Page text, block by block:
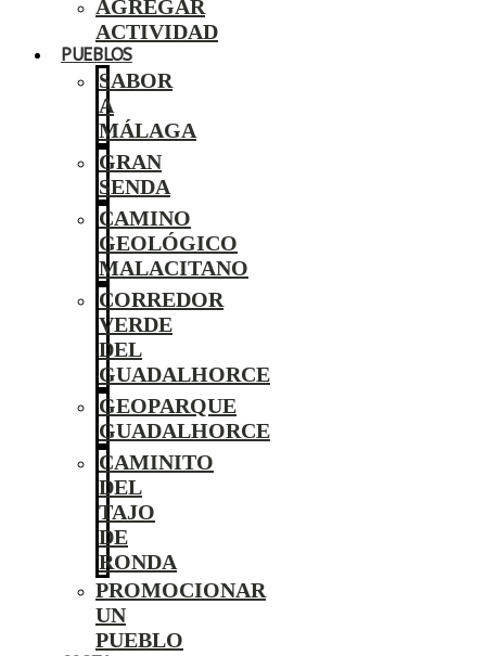
AGREGAR
ACTIVIDAD
PUEBLOS
SABOR
A
MÁLAGA
GRAN
SENDA
CAMINO
GEOLÓGICO
MALACITANO
CORREDOR
VERDE
DEL
GUADALHORCE
GEOPARQUE
GUADALHORCE
CAMINITO
DEL
TAJO
DE
RONDA
PROMOCIONAR
UN
PUEBLO